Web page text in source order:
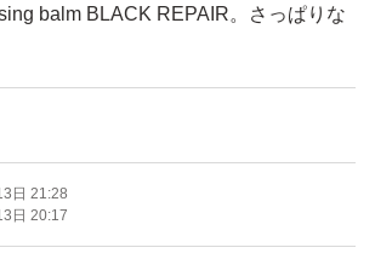
balm BLACK REPAIR。さっぱりな
黒ずみ（や皮脂・ザラつき悩みに特化
ジングバーム。
レンジング・洗顔フォーム・角質ケ
・トリートメントの役割を果たしま
不要で、まつエクOKの化粧落とし。
】DUO独自の「ブラックパウダー」×
日 21:28
日 20:17